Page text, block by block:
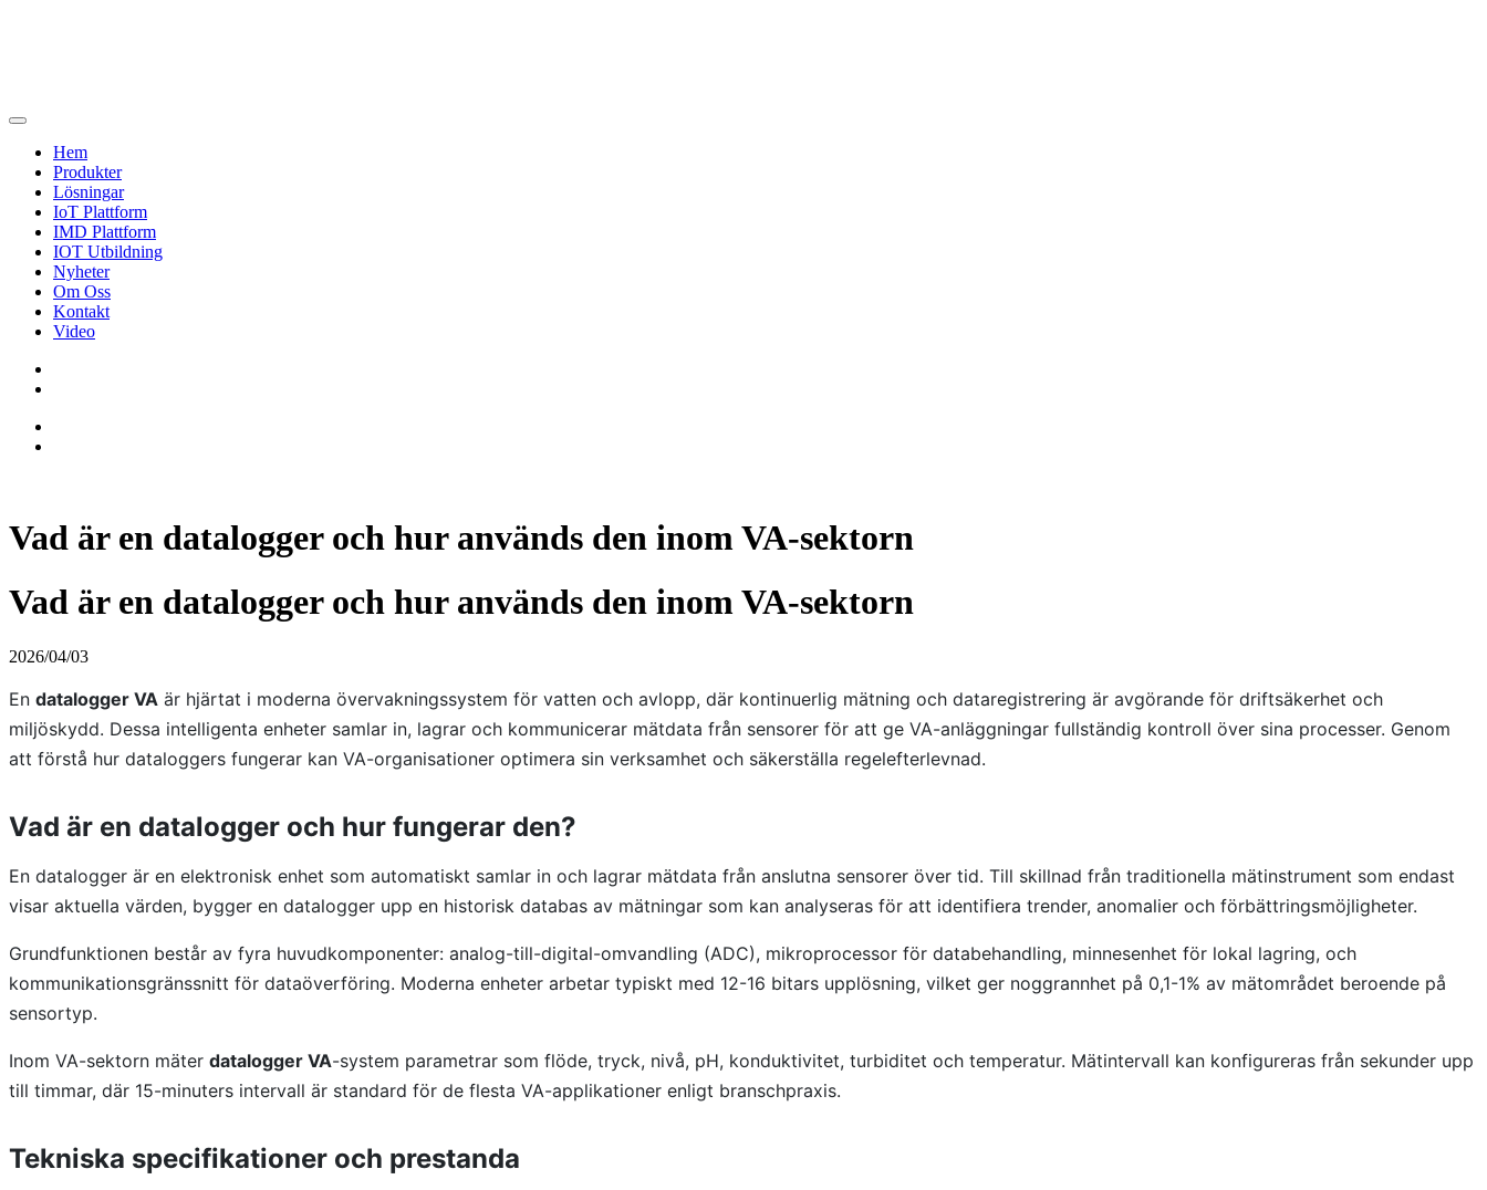
Hem
Produkter
Lösningar
IoT Plattform
IMD Plattform
IOT Utbildning
Nyheter
Om Oss
Kontakt
Video
Vad är en datalogger och hur används den inom VA-sektorn
Vad är en datalogger och hur används den inom VA-sektorn
2026/04/03
En datalogger VA är hjärtat i moderna övervakningssystem för vatten och avlopp, där kontinuerlig mätning och dataregistrering är avgörande för driftsäkerhet och
miljöskydd. Dessa intelligenta enheter samlar in, lagrar och kommunicerar mätdata från sensorer för att ge VA-anläggningar fullständig kontroll över sina processer. Genom
att förstå hur dataloggers fungerar kan VA-organisationer optimera sin verksamhet och säkerställa regelefterlevnad.
Vad är en datalogger och hur fungerar den?
En datalogger är en elektronisk enhet som automatiskt samlar in och lagrar mätdata från anslutna sensorer över tid. Till skillnad från traditionella mätinstrument som endast
visar aktuella värden, bygger en datalogger upp en historisk databas av mätningar som kan analyseras för att identifiera trender, anomalier och förbättringsmöjligheter.
Grundfunktionen består av fyra huvudkomponenter: analog-till-digital-omvandling (ADC), mikroprocessor för databehandling, minnesenhet för lokal lagring, och
kommunikationsgränssnitt för dataöverföring. Moderna enheter arbetar typiskt med 12-16 bitars upplösning, vilket ger noggrannhet på 0,1-1% av mätområdet beroende på
sensortyp.
Inom VA-sektorn mäter datalogger VA-system parametrar som flöde, tryck, nivå, pH, konduktivitet, turbiditet och temperatur. Mätintervall kan konfigureras från sekunder upp
till timmar, där 15-minuters intervall är standard för de flesta VA-applikationer enligt branschpraxis.
Tekniska specifikationer och prestanda